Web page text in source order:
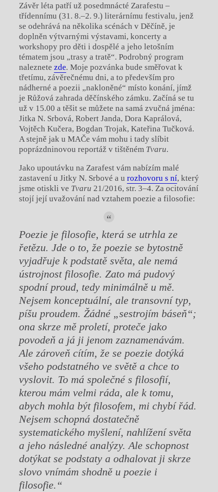
Závěr léta patří už posedmnácté Zarafestu –
třídennímu (31. 8.–2. 9.) literárnímu festivalu, jenž
se odehrává na několika scénách v Děčíně, je
doplněn výtvarnými výstavami, koncerty a
workshopy pro děti i dospělé a jeho letošním
tématem jsou „trasy a tratě“. Podrobný program
naleznete zde. Moje pozvánka bude směřovat k
třetímu, závěrečnému dni, a to především pro
nádherné a poezii „nakloněné“ místo konání, jímž
je Růžová zahrada děčínského zámku. Začíná se tu
už v 15.00 a těšit se můžete na samá zvučná jména:
Jitka N. Srbová, Robert Janda, Dora Kaprálová,
Vojtěch Kučera, Bogdan Trojak, Kateřina Tučková.
A stejně jak u MAČe vám mohu i tady slíbit
poprázdninovou reportáž v tištěném Tvaru.
Jako upoutávku na Zarafest vám nabízím malé
zastavení u Jitky N. Srbové a u rozhovoru s ní, který
jsme otiskli ve Tvaru 21/2016, str. 3–4. Za ocitování
stojí její uvažování nad vztahem poezie a filosofie:
Poezie je filosofie, která se utrhla ze
řetězu. Jde o to, že poezie se bytostně
vyjadřuje k podstatě světa, ale nemá
ústrojnost filosofie. Zato má pudový
spodní proud, tedy minimálně u mě.
Nejsem konceptuální, ale transovní typ,
píšu proudem. Žádné „sestrojím báseň“;
ona skrze mě proletí, proteče jako
povodeň a já ji jenom zaznamenávám.
Ale zároveň cítím, že se poezie dotýká
všeho podstatného ve světě a chce to
vyslovit. To má společné s filosofií,
kterou mám velmi ráda, ale k tomu,
abych mohla být filosofem, mi chybí řád.
Nejsem schopná dostatečně
systematického myšlení, nahlížení světa
a jeho následné analýzy. Ale schopnost
dotýkat se podstaty a odhalovat ji skrze
slovo vnímám shodně u poezie i
filosofie.“